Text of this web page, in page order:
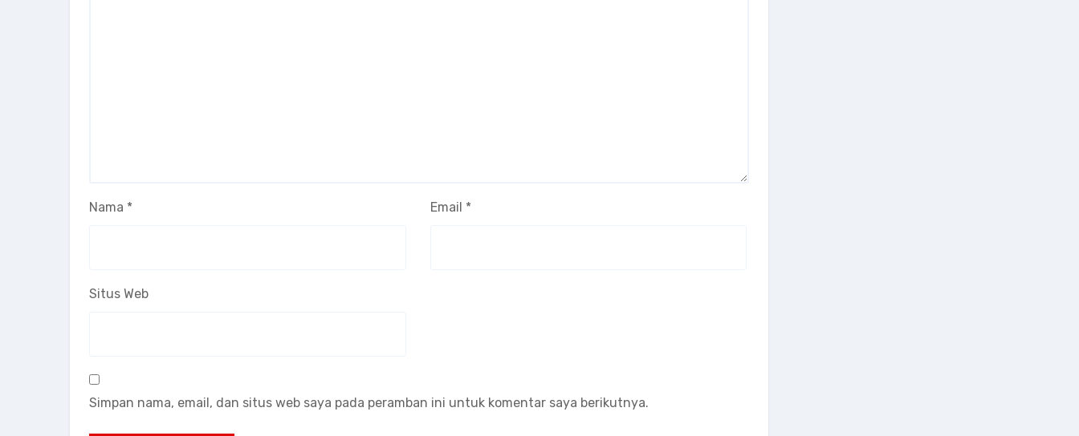
Nama * Email *
Situs Web
Simpan nama, email, dan situs web saya pada peramban ini untuk komentar saya berikutnya.